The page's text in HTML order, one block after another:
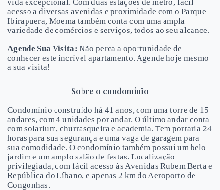
vida excepcional. Com duas estações de metrô, fácil
acesso a diversas avenidas e proximidade com o Parque
Ibirapuera, Moema também conta com uma ampla
variedade de comércios e serviços, todos ao seu alcance.
Agende Sua Visita: Não perca a oportunidade de
conhecer este incrível apartamento. Agende hoje mesmo
a sua visita!
Sobre o condomínio
Condomínio construído há 41 anos, com uma torre de 15
andares, com 4 unidades por andar. O último andar conta
com solarium, churrasqueira e academia. Tem portaria 24
horas para sua segurança e uma vaga de garagem para
sua comodidade. O condomínio também possui um belo
jardim e um amplo salão de festas. Localização
privilegiada, com fácil acesso às Avenidas Rubem Berta e
República do Líbano, e apenas 2 km do Aeroporto de
Congonhas.